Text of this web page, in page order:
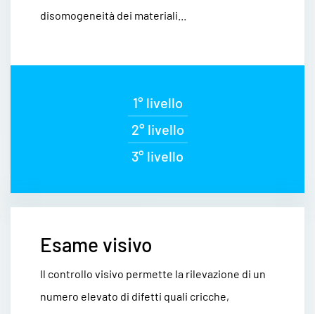
disomogeneità dei materiali...
1° livello
2° livello
3° livello
Esame visivo
Il controllo visivo permette la rilevazione di un
numero elevato di difetti quali cricche,